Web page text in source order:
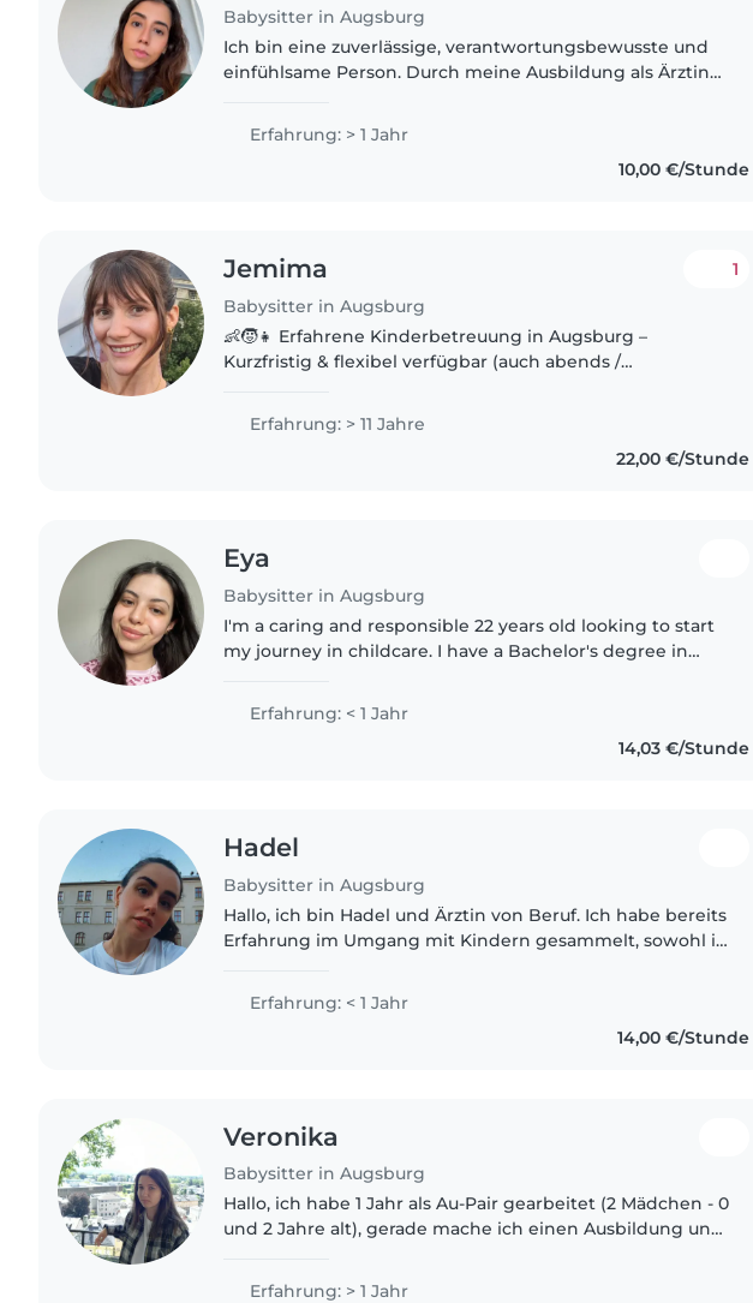
Babysitter in Augsburg
Ich bin eine zuverlässige, verantwortungsbewusste und
einfühlsame Person. Durch meine Ausbildung als Ärztin
übernehmen und..
Erfahrung: > 1 Jahr
10,00 €/Stunde
Jemima
Babysitter in Augsburg
1
👶🧒👧 Erfahrene Kinderbetreuung in Augsburg –
Kurzfristig & flexibel verfügbar (auch abends /
einfühlsame Kinderbetreuerin mit über..
Erfahrung: > 11 Jahre
22,00 €/Stunde
Eya
Babysitter in Augsburg
I'm a caring and responsible 22 years old looking to start
my journey in childcare. I have a Bachelor's degree in
children. I'm..
Erfahrung: < 1 Jahr
14,03 €/Stunde
Hadel
Babysitter in Augsburg
Hallo, ich bin Hadel und Ärztin von Beruf. Ich habe bereits
Erfahrung im Umgang mit Kindern gesammelt, sowohl in
Erfahrung: < 1 Jahr
14,00 €/Stunde
Veronika
Babysitter in Augsburg
Hallo, ich habe 1 Jahr als Au-Pair gearbeitet (2 Mädchen - 0
und 2 Jahre alt), gerade mache ich einen Ausbildung und
helfen, etwas kochen,..
Erfahrung: > 1 Jahr